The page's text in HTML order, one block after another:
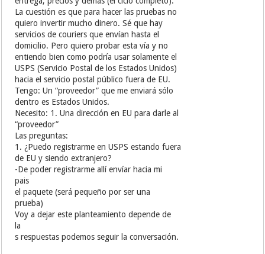
La cuestión es que para hacer las pruebas no
quiero invertir mucho dinero. Sé que hay
servicios de couriers que envían hasta el
domicilio. Pero quiero probar esta vía y no
entiendo bien como podría usar solamente el
USPS (Servicio Postal de los Estados Unidos)
hacia el servicio postal público fuera de EU.
Tengo: Un “proveedor” que me enviará sólo
dentro es Estados Unidos.
Necesito: 1. Una dirección en EU para darle al
“proveedor”
Las preguntas:
1. ¿Puedo registrarme en USPS estando fuera
de EU y siendo extranjero?
-De poder registrarme allí envíar hacia mi
pais
el paquete (será pequeño por ser una
prueba)
Voy a dejar este planteamiento depende de
la
s respuestas podemos seguir la conversación.